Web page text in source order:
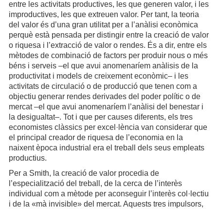
entre les activitats productives, les que generen valor, i les
improductives, les que extreuen valor. Per tant, la teoria
del valor és d’una gran utilitat per a l’anàlisi econòmica
perquè està pensada per distingir entre la creació de valor
o riquesa i l’extracció de valor o rendes. És a dir, entre els
mètodes de combinació de factors per produir nous o més
béns i serveis –el que avui anomenaríem anàlisis de la
productivitat i models de creixement econòmic– i les
activitats de circulació o de producció que tenen com a
objectiu generar rendes derivades del poder polític o de
mercat –el que avui anomenaríem l’anàlisi del benestar i
la desigualtat–. Tot i que per causes diferents, els tres
economistes clàssics per excel·lència van considerar que
el principal creador de riquesa de l’economia en la
naixent època industrial era el treball dels seus empleats
productius.
Per a Smith, la creació de valor procedia de
l’especialització del treball, de la cerca de l’interès
individual com a mètode per aconseguir l’interès col·lectiu
i de la «mà invisible» del mercat. Aquests tres impulsors,